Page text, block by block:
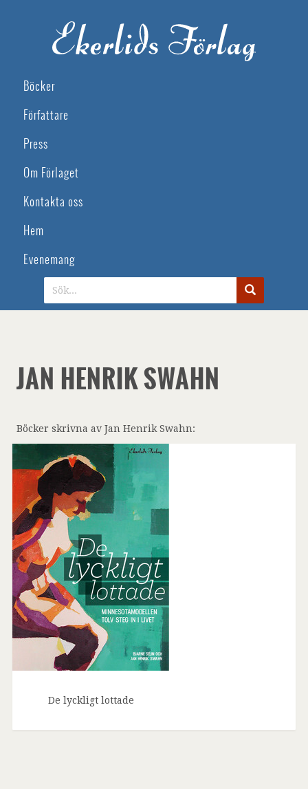
Böcker
Författare
Press
Om Förlaget
Kontakta oss
Hem
Evenemang
JAN HENRIK SWAHN
Böcker skrivna av Jan Henrik Swahn:
De lyckligt lottade